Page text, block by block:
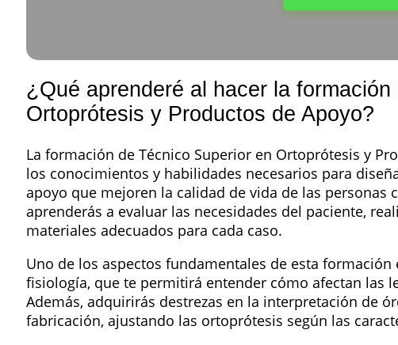
¿Qué aprenderé al hacer la
Ortoprótesis y Productos de Apoyo?
La formación de Técnico Superior en Ortoprótesis y
los conocimientos y habilidades necesarios para
apoyo que mejoren la calidad de vida de las personas
aprenderás a evaluar las necesidades del paciente,
materiales adecuados para cada caso.
Uno de los aspectos fundamentales de esta
fisiología, que te permitirá entender cómo afectan las
Además, adquirirás destrezas en la interpretación de
fabricación, ajustando las ortoprótesis según las